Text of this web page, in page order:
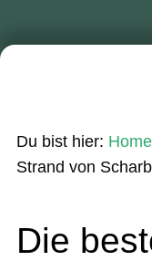
SUP-Events
Du bist hier: Home
Strand von
Die